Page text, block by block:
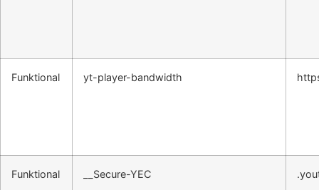
Funktional yt-player-bandwidth
Funktional __Secure-YEC